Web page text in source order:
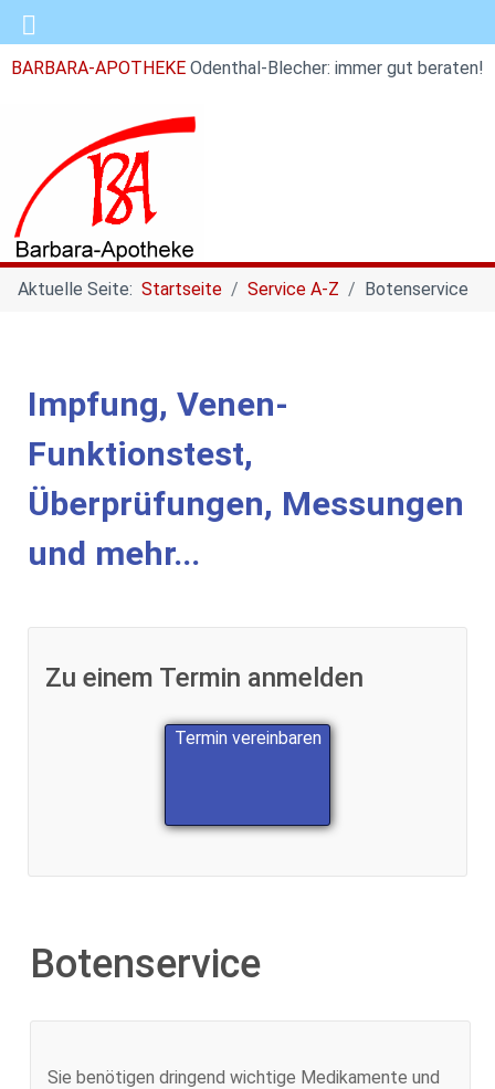
BARBARA-APOTHEKE Odenthal-Blecher: immer gut beraten!
Aktuelle Seite: Startseite Service A-Z Botenservice
Impfung, Venen-
Funktionstest,
Überprüfungen, Messungen
und mehr...
Zu einem Termin anmelden
Termin vereinbaren
Botenservice
Sie benötigen dringend wichtige Medikamente und